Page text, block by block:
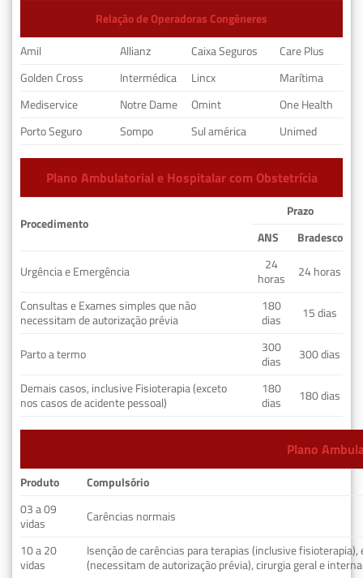
Relação de Operadoras Congêneres
Amil
Allianz Caixa Seguros
Care Plus
Golden Cross
Intermédica Lincx
Marítima
Mediservice
Notre Dame Omint
One Health
Porto Seguro
Sompo Sul américa Unimed
Plano Ambulatorial e Hospitalar com Obstetrícia
Procedimento
Prazo
ANS
Bradesco
Urgência e Emergência
24
horas
24 horas
Consultas e Exames simples que não
necessitam de autorização prévia
180
dias
15 dias
Parto a termo
300
dias
300 dias
Demais casos, inclusive Fisioterapia (exceto
nos casos de acidente pessoal)
180
dias
180 dias
Plano
Produto
Compulsório
03 a 09
vidas
Carências normais
10 a 20
vidas
Isenção de carências para terapias (inclusive fisioterapia),
(necessitam de autorização prévia), cirurgia geral e